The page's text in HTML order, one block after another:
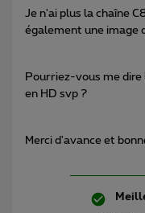
Je n'ai plus la chaîne
également une image
Pourriez-vous me dire
en HD svp ?
Merci d'avance et